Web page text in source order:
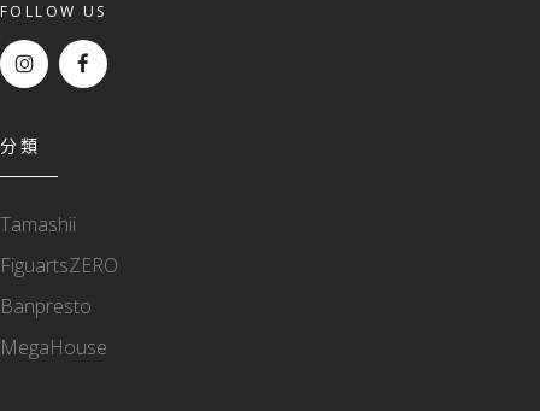
FOLLOW US
分類
Tamashii
FiguartsZERO
Banpresto
MegaHouse